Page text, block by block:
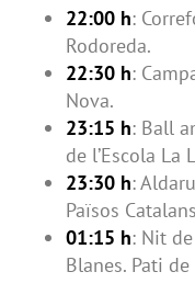
22:00 h:
Rodoreda.
22:30 h:
Nova.
23:15 h: Ball
de l’Escola La
23:30 h:
Països
01:15 h: Nit
Blanes. Pati de